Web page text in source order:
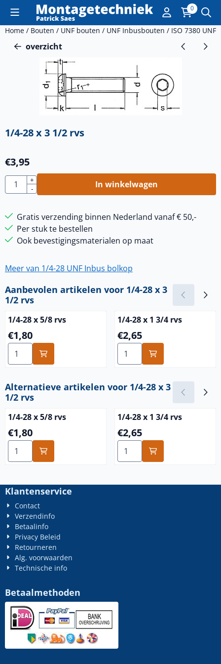
Cookievoorkeuren zijn momenteel gesloten. 0
Home / Bouten / UNF bouten / UNF Inbusbouten / ISO 7380 UNF
overzicht
1/4-28 x 3 1/2 rvs
€3,95
Aantal
+
-
In winkelwagen
Gratis verzending binnen Nederland vanaf € 50,-
Per stuk te bestellen
Ook bevestigingsmaterialen op maat
Meer van 1/4-28 UNF Inbus bolkop
Aanbevolen artikelen voor 1/4-28 x 3
1/2 rvs
1/4-28 x 5/8 rvs
Prijs: 1,80
€1,80
Aantal kiezen voor 1/4-28 x 5/8 rvs
1/4-28 x 1 3/4 rvs
Prijs: 2,65
€2,65
Aantal kiezen voor 1/4-28 x
Alternatieve artikelen voor 1/4-28 x 3
1/2 rvs
1/4-28 x 5/8 rvs
Prijs: 1,80
€1,80
Aantal kiezen voor 1/4-28 x 5/8 rvs
1/4-28 x 1 3/4 rvs
Prijs: 2,65
€2,65
Aantal kiezen voor 1/4-28 x
Klantenservice
Contact
Verzendinfo
Betaalinfo
Privacy Beleid
Retourneren
Alg. voorwaarden
Technische info
Betaalmethoden